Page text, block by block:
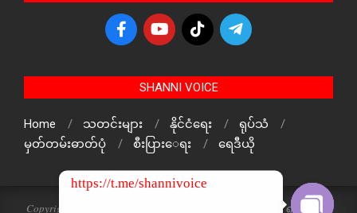
SHANNI VOICE
Home သတင်းများ နိုင်ငံရေး
ရုပ်သံ
မှတ်တမ်းဓာတ်ပုံ
စီးပြားေရး ရေဒီယို
Copyright © 2024 The Voice Of ShanNi All rights reserved. ရှမ်းနီအသံ
https://t.me/shannivoice